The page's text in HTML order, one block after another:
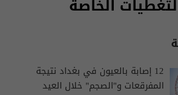
الخاصة
12 إصابة بالعيون في بغداد نتيجة
المفرقعات و"الصجم" خلال العيد